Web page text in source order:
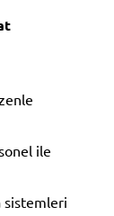
ile
sistemleri